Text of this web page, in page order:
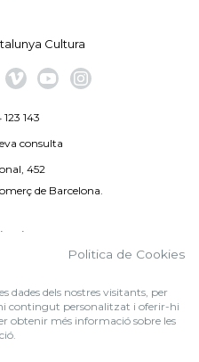
Cultura
143
consulta
452
de Barcelona.
Politica de Cookies
dades dels nostres visitants, per
contingut personalitzat i oferir-hi
obtenir més informació sobre les